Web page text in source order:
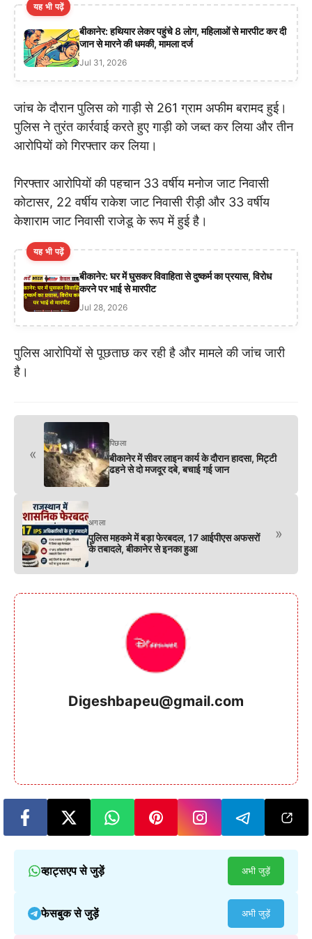
यह भी पढ़ें
बीकानेर: हथियार लेकर पहुंचे 8 लोग, महिलाओं से मारपीट कर दी
जान से मारने की धमकी, मामला दर्ज
Jul 31, 2026
जांच के दौरान पुलिस को गाड़ी से 261 ग्राम अफीम बरामद हुई।
पुलिस ने तुरंत कार्रवाई करते हुए गाड़ी को जब्त कर लिया और तीन
आरोपियों को गिरफ्तार कर लिया।
गिरफ्तार आरोपियों की पहचान 33 वर्षीय मनोज जाट निवासी
कोटासर, 22 वर्षीय राकेश जाट निवासी रीड़ी और 33 वर्षीय
केशाराम जाट निवासी राजेडू के रूप में हुई है।
यह भी पढ़ें
बीकानेर: घर में घुसकर विवाहिता से दुष्कर्म का प्रयास, विरोध
करने पर भाई से मारपीट
Jul 28, 2026
पुलिस आरोपियों से पूछताछ कर रही है और मामले की जांच जारी
है।
«
पिछला
बीकानेर में सीवर लाइन कार्य के दौरान हादसा, मिट्टी
ढहने से दो मजदूर दबे, बचाई गई जान
अगला
पुलिस महकमे में बड़ा फेरबदल, 17 आईपीएस अफसरों
के तबादले, बीकानेर से इनका हुआ
»
Digeshbapeu@gmail.com
व्हाट्सएप से जुड़ें अभी जुड़ें
फेसबुक से जुड़ें अभी जुड़ें